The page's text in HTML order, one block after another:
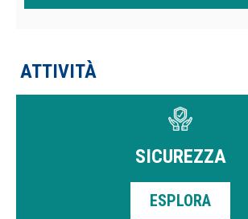
ATTIVITÀ
SICUREZZA
ESPLORA